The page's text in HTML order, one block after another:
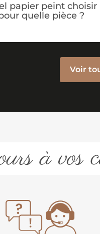
papier peint choisir
quelle pièce ?
Voir
à vos